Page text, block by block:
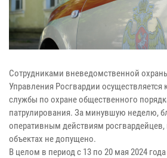
Сотрудниками вневедомственной
Управления Росгвардии осуществляется
службы по охране общественного
патрулирования. За минувшую неделю,
оперативным действиям
объектах не допущено.
В целом в период с 13 по 20 мая 2024